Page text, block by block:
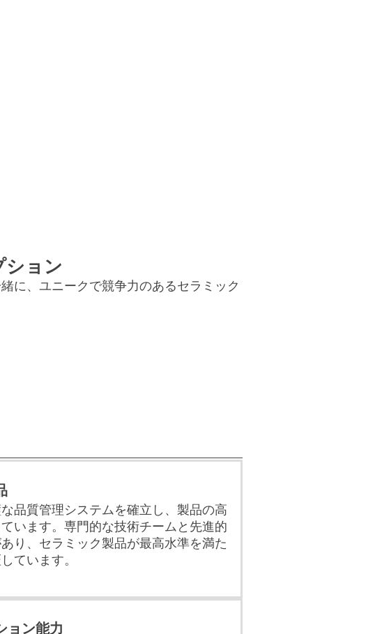
ション
に、ユニークで競争力のあるセラミック
品質管理システムを確立し、製品の高
います。専門的な技術チームと先進的
り、セラミック製品が最高水準を満た
ています。
ョン能力